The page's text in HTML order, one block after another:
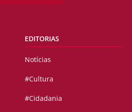
EDITORIAS
Notícias
#Cultura
#Cidadania